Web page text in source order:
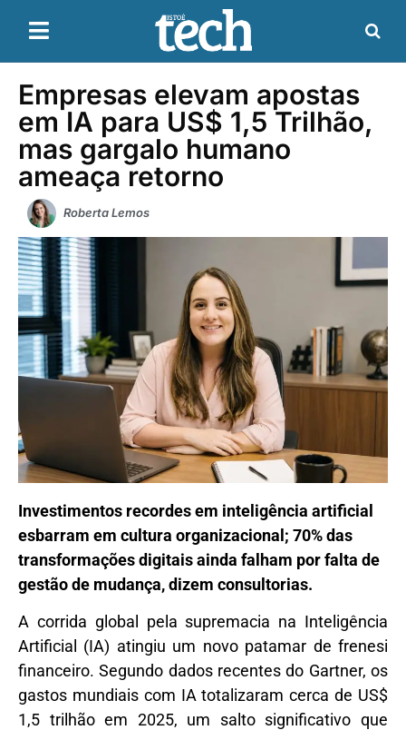
Empresas elevam apostas
em IA para US$ 1,5 Trilhão,
mas gargalo humano
ameaça retorno
Roberta Lemos
Investimentos recordes em inteligência artificial
esbarram em cultura organizacional; 70% das
transformações digitais ainda falham por falta de
gestão de mudança, dizem consultorias.
A corrida global pela supremacia na Inteligência
Artificial (IA) atingiu um novo patamar de frenesi
financeiro. Segundo dados recentes do Gartner, os
gastos mundiais com IA totalizaram cerca de US$
1,5 trilhão em 2025, um salto significativo que